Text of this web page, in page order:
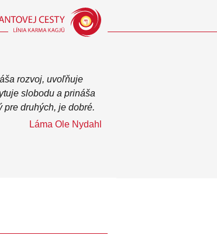
rozvoj, uvoľňuje
slobodu a prináša
pre druhých, je dobré.
Láma Ole Nydahl